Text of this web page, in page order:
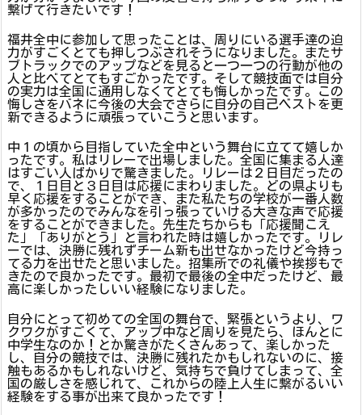
繋げて行きたいです！
福井全中に参加して思ったことは、周りにいる選手達の迫
力がすごくとても押しつぶされそうになりました。またサ
ブトラックでのアップなどを見ると一つ一つの行動が他の
人と比べてとてもすごかったです。そして競技面では自分
の実力は全国に通用しなくてとても悔しかったです。この
悔しさをバネに今後の大会でさらに自分の自己ベストを更
新できるように頑張っていこうと思います。
中１の頃から目指していた全中という舞台に立てて嬉しか
ったです。私はリレーで出場しました。全国に集まる人達
はすごい人ばかりで驚きました。リレーは２日目だったの
で、１日目と３日目は応援にまわりました。どの県よりも
早く応援をすることができ、また私たちの学校が一番人数
が多かったのでみんなを引っ張っていける大きな声で応援
をすることができました。先生たちからも「応援聞こえ
た」「ありがとう」と言われた時は嬉しかったです。リレ
ーでは、決勝に残れずチーム新も出せなかったけど今持っ
てる力を出せたと思いました。招集所での礼儀や挨拶もで
きたので良かったです。最初で最後の全中だったけど、最
高に楽しかったしいい経験になりました。
自分にとって初めての全国の舞台で、緊張というより、ワ
クワクがすごくて、アップ中など周りを見たら、ほんとに
中学生なのか！とか驚きがたくさんあって、楽しかった
し、自分の競技では、決勝に残れたかもしれないのに、接
触もあるかもしれないけど、気持ちで負けてしまって、全
国の厳しさを感じれて、これからの陸上人生に繋がるいい
経験をする事が出来て良かったです！